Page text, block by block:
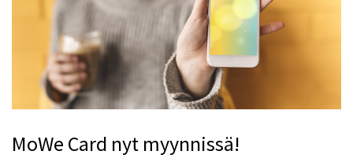
MoWe Card nyt myynnissä!